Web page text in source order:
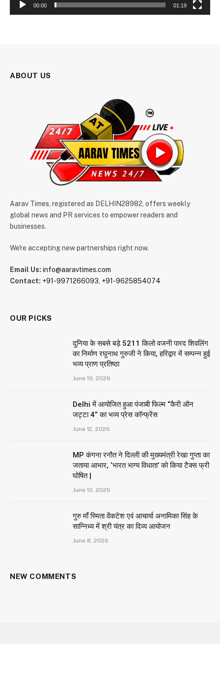
00:00 01:19
ABOUT US
Aarav Times, registered as DELHIN28982, offers weekly
global news and PR services to empower readers and
businesses.
We're accepting new partnerships right now.
Email Us: info@aaravtimes.com
Contact: +91-9971266093 +91-9625854074
OUR PICKS
दुनिया के सबसे बड़े 5211 किलो वजनी पारद शिवलिंग
का निर्माण रघुनाथ गुरुजी ने किया, हरिद्वार में सम्पन्न हुई
भव्य प्राण प्रतिष्ठा
June 19, 2026
Delhi में आयोजित हुआ पंजाबी फिल्म “कैरी ऑन
जट्टा 4” का भव्य प्रेस कॉन्फ्रेंस
June 12, 2026
MP कंगना रनौत ने दिल्ली की मुख्यमंत्री रेखा गुप्ता का
जताया आभार, ‘भारत भाग्य विधाता’ को किया टैक्स फ्री
घोषित |
June 10, 2026
गुरु माँ स्मिता वेंकटेश एवं आचार्या अनामिका सिंह के
सान्निध्य में श्री यंत्र का दिव्य आयोजन
June 8, 2026
NEW COMMENTS